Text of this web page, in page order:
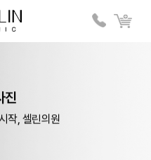
진
작, 셀린의원